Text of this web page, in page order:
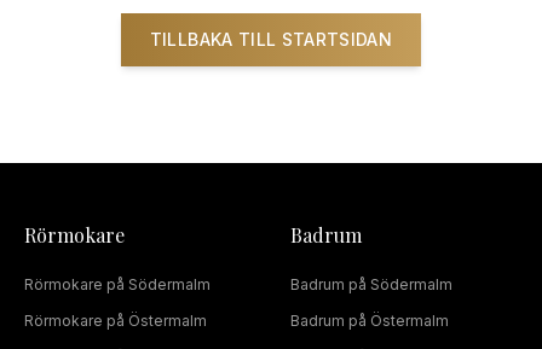
TILLBAKA TILL STARTSIDAN
Rörmokare
Rörmokare på Södermalm
Rörmokare på Östermalm
Badrum
Badrum på Södermalm
Badrum på Östermalm